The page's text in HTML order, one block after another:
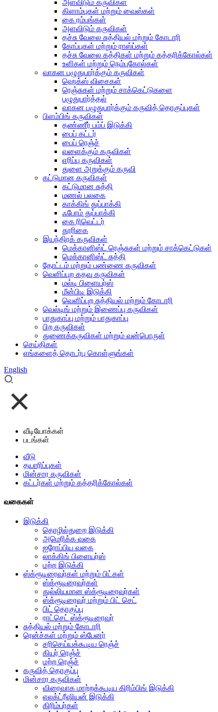
அளவிடும் கருவிகள்
கிளாம்புகள் மற்றும் வைஸ்கள்
கை ரம்பங்கள்
அளவிடும் கருவிகள்
தச்சு வேலை சுத்தியல் மற்றும் கோடாரி
கோப்புகள் மற்றும் ராஸ்ப்கள்
தச்சு வேலை கத்திகள் மற்றும் கத்தரிக்கோல்கள்
உளிகள் மற்றும் நெம்புகோல்கள்
வாகன பழுதுபார்க்கும் கருவிகள்
ஹெக்ஸ் விசைகள்
ரெஞ்சுகள் மற்றும் சாக்கெட்டுகளை
பழுதுபார்த்தல்
வாகன பழுதுபார்க்கும் கருவித் தொகுப்புகள்
பிளம்பிங் கருவிகள்
தண்ணீர் பம்ப் இடுக்கி
பைப் கட்டர்
பைப் ரெஞ்ச்
வளைக்கும் கருவிகள்
எரிப்பு கருவிகள்
துளை அறுக்கும் கருவி
கட்டுமான கருவிகள்
கட்டுமான சுத்தி
மணல் பலகை
காக்கிங் துப்பாக்கி
ஃபோம் துப்பாக்கி
கை ரிவெட்டர்
தூரிகை
இயந்திரக் கருவிகள்
மெக்கானிஸ்ட் ரெஞ்சுகள் மற்றும் சாக்கெட்டுகள்
மெக்கானிஸ்ட் சுத்தி
தோட்டம் மற்றும் பண்ணை கருவிகள்
வெளிப்புற கதவு கருவிகள்
மல்டி பிளையர்ஸ்
மீன்பிடி இடுக்கி
வெளிப்புற சுத்தியல் மற்றும் கோடாரி
வெல்டிங் மற்றும் இணைப்பு கருவிகள்
பாதுகாப்பு மற்றும் பாதுகாப்பு
பிற கருவிகள்
துணைக்கருவிகள் மற்றும் வன்பொருள்
செய்திகள்
எங்களைத் தொடர்பு கொள்ளுங்கள்
English
வீடியோக்கள்
படங்கள்
வீடு
தயாரிப்புகள்
மின்சார கருவிகள்
கட்டர்கள் மற்றும் கத்தரிக்கோல்கள்
வகைகள்
இடுக்கி
தொழில்துறை இடுக்கி
அமெரிக்க வகை
ஐரோப்பிய வகை
லாக்கிங் பிளையர்ஸ்
மற்ற இடுக்கி
ஸ்க்ரூடிரைவர்கள் மற்றும் பிட்கள்
ஸ்க்ரூடிரைவர்கள்
துல்லியமான ஸ்க்ரூடிரைவர்கள்
ஸ்க்ரூடிரைவர் மற்றும் பிட் செட்
பிட் தொகுப்பு
ராட்செட் ஸ்க்ரூடிரைவர்
சுத்தியல் மற்றும் கோடாரி
ரென்ச்கள் மற்றும் ஸ்பேனர்
சரிசெய்யக்கூடிய ரெஞ்ச்
கியர் ரெஞ்ச்
மற்ற ரெஞ்ச்
கருவித் தொகுப்பு
மின்சார கருவிகள்
விரைவாக மாற்றக்கூடிய கிரிம்பிங் இடுக்கி
எலக்ட்ரீஷியன் இடுக்கி
கிரிம்பர்கள்